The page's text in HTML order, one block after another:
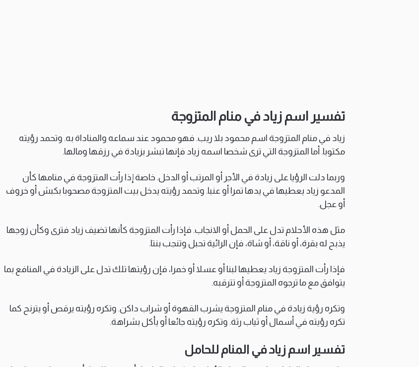
تفسير اسم زياد في منام المتزوجة
زياد في منام المتزوجة اسم محمود بلا ريب. فهو محمود عند سماعه والمناداة به. وتحمد رؤيته
مكتوبا. أما المتزوجة التي ترى شخصا اسمه زياد فإنها تبشر بزيادة في رزقها ومالها.
وربما دلت الرؤيا على زيادة في الأجر أو المرتب أو الدخل. خاصة إذا رأت المتزوجة في منامها كأن
المدعو زياد يعطيها في يدها تمرا أو عنبا. وتحمد رؤيته يدخل بيت المتزوجة مصحوبا بكبش أو خروف
أو عجل.
مثل هذه الأحلام تدل على الحمل أو الانجاب. فإذا رأت المتزوجة كأنها تضيف زياد فترى وكأن زوجها
يذبح له بقرة، أو ناقة، أو شاة، فإن الرائية تحبل وتنجب بنتا.
فإذا رأت المتزوجة زياد يعطيها لبنا أو عسلا أو خمرا، فإن رؤيتها تلك تدل على الزيادة في المنافع بما
يتوافق مع ما ترجوه المتزوجة أو تترقبه.
وتكره رؤية زيادة في منام المتزوجة يشرب القهوة أو شراب داكن. وتكره رؤيته يرقص أو يترنح كما
تكره رؤيته في أسمال أو ثياب رثة. وتكره رؤيته جائعا أو يأكل بشراهة.
تفسير اسم زياد في المنام للحامل